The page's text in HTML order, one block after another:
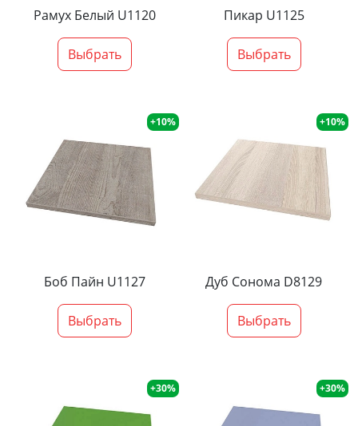
Рамух Белый U1120
Выбрать
Пикар U1125
Выбрать
+10%
Боб Пайн U1127
Выбрать
+10%
Дуб Сонома D8129
Выбрать
+30% +30%